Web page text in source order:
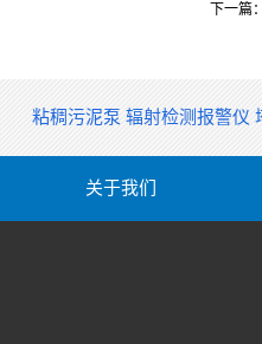
下一篇：
粘稠污泥泵 辐射检测报警仪
关于我们